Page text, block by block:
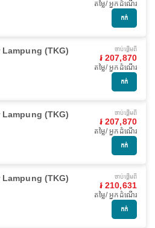
តម្លៃ/ អ្នកដំណើរ
កក់
Lampung (TKG) ចាប់ផ្ដើមពី
៛ 207,870
តម្លៃ/ អ្នកដំណើរ
កក់
Lampung (TKG) ចាប់ផ្ដើមពី
៛ 207,870
តម្លៃ/ អ្នកដំណើរ
កក់
Lampung (TKG) ចាប់ផ្ដើមពី
៛ 210,631
តម្លៃ/ អ្នកដំណើរ
កក់